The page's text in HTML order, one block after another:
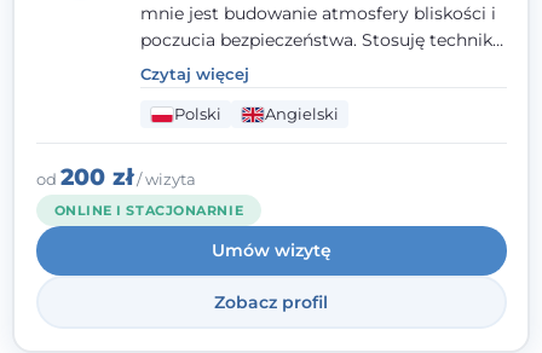
mnie jest budowanie atmosfery bliskości i
poczucia bezpieczeństwa. Stosuję techniki
poznawczo-behawioralne oraz metody,
które koncentrują się na rozwiązaniach
(TSR). Te polegają na osiąganiu
zamierzonych celów (doprowadzeniu do
rozwiązania trudnych sytuacji) poprzez
identyfikowanie i wzmacnianie zasobów
oraz mocnych stron klienta. W swojej
pracy korzystam także z metod dialogu
motywacyjnego i treningu uważności.
Czytaj więcej
Polski Angielski
od 200 zł/ wizyta
ONLINE I STACJONARNIE
Umów wizytę
Zobacz profil